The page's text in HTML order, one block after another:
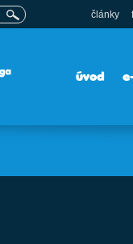
články
úvod